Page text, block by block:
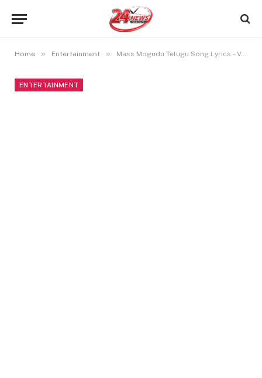
Home » Entertainment » Mass Mogudu Telugu Song Lyrics – Veera Simha Reddy
ENTERTAINMENT